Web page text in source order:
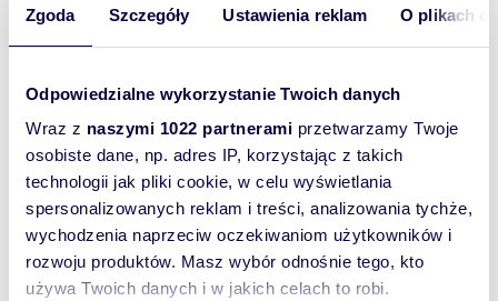
Zgoda Szczegóły Ustawienia reklam O plikach
Odpowiedzialne wykorzystanie Twoich danych
Wraz z naszymi 1022 partnerami przetwarzamy Twoje
osobiste dane, np. adres IP, korzystając z takich
technologii jak pliki cookie, w celu wyświetlania
spersonalizowanych reklam i treści, analizowania tychże,
wychodzenia naprzeciw oczekiwaniom użytkowników i
rozwoju produktów. Masz wybór odnośnie tego, kto
używa Twoich danych i w jakich celach to robi.
zjawiska, w którym to prywatny obywatel wyręcza
państwo w prowadzeniu polityki socjalnej. Właściciel
mieszkaniowych nieuczciwego najemcy, nierzadko
znajdującego się w znacznie lepszej kondycji
finansowej niż sam wynajmujący. Rzecznik podkreśla,
że nie kwestionuje samej idei ochrony lokatorów, ale
stanowczo sprzeciwia się instrumentalnemu
wykorzystywaniu tych przepisów przez osoby, które
uczyniły z darmowego mieszkania w cudzych
lokalach swoisty sposób na życie.